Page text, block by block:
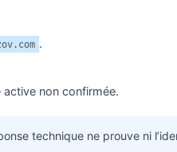
.
active non confirmée.
technique ne prouve ni